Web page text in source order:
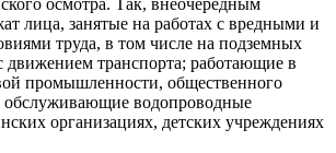
осмотра. Так, внеочередным
лица, занятые на работах с вредными и
труда, в том числе на подземных
движением транспорта; работающие в
промышленности, общественного
обслуживающие водопроводные
организациях, детских учреждениях